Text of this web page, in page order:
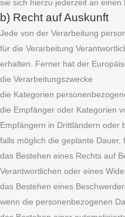
sie sich hierzu jederzeit an
b) Recht auf Auskunft
Jede von der Verarbeitung
für die Verarbeitung
erhalten. Ferner hat der
die Verarbeitungszwecke
die Kategorien
die Empfänger oder Kategorien
Empfängern in Drittländern oder
falls möglich die geplante
das Bestehen eines Rechts auf
Verantwortlichen oder eines
das Bestehen eines
wenn die personenbezogenen